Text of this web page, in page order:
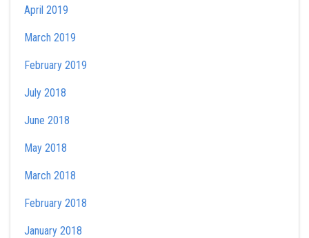
April 2019
March 2019
February 2019
July 2018
June 2018
May 2018
March 2018
February 2018
January 2018